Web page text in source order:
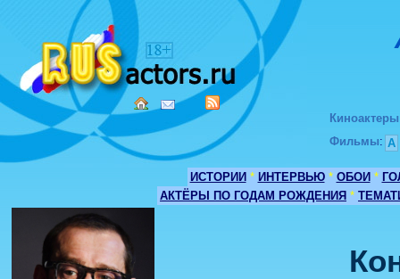
Киноактеры
Фильмы: А
ИСТОРИИ * ИНТЕРВЬЮ * ОБОИ *
АКТЁРЫ ПО ГОДАМ РОЖДЕНИЯ *